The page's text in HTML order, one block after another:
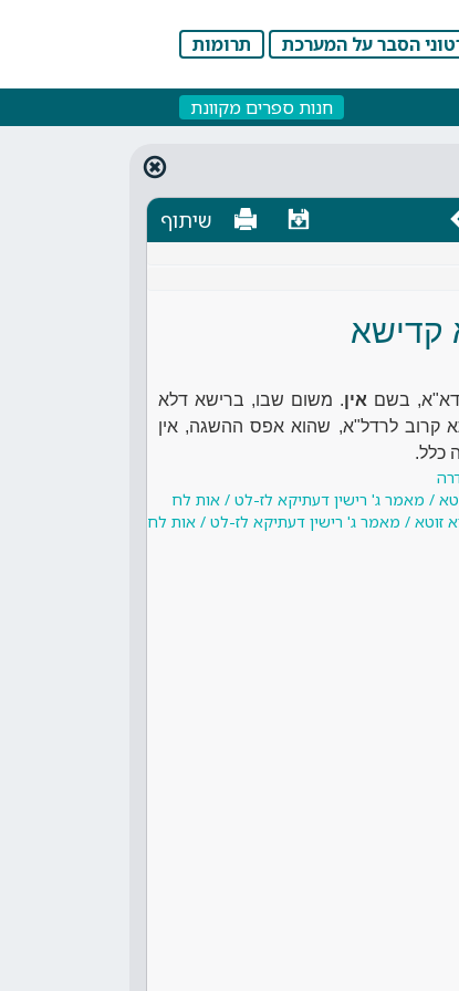
הסבר על המערכת תרומות
חנות ספרים מקוונת
שיתוף
קדישא
דא"א, בשם אין. משום שבו, ברישא דלא
קרוב לרדל"א, שהוא אפס ההשגה, אין
כלל.
/ מאמר ג' רישין דעתיקא לז-לט / אות לח
זוטא / מאמר ג' רישין דעתיקא לז-לט / אות לח